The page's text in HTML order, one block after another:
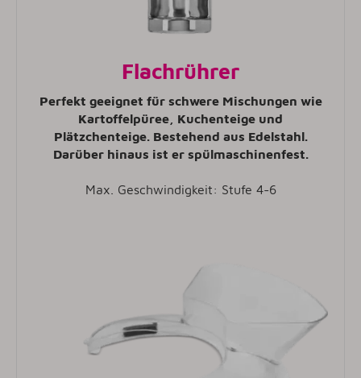
Flachrührer
Perfekt geeignet für schwere Mischungen wie
Kartoffelpüree, Kuchenteige und
Plätzchenteige. Bestehend aus Edelstahl.
Darüber hinaus ist er spülmaschinenfest.
Max. Geschwindigkeit: Stufe 4-6